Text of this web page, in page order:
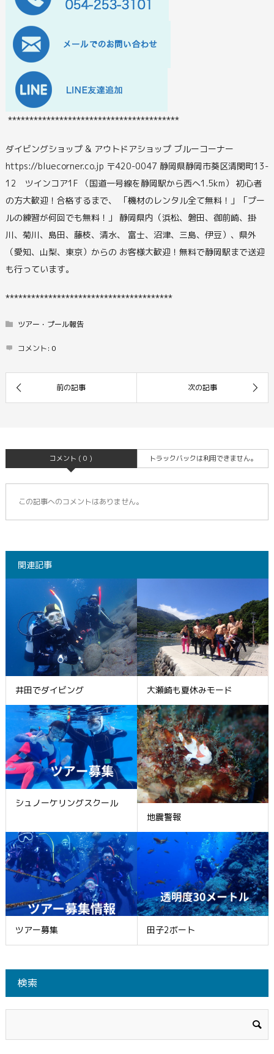
****************************************
ダイビングショップ & アウトドアショップ ブルーコーナー
https://bluecorner.co.jp 〒420-0047 静岡県静岡市葵区清閑町13-
12 ツインコア1F （国道一号線を静岡駅から西へ1.5km） 初心者
の方大歓迎！合格するまで、 「機材のレンタル全て無料！」「プー
ルの練習が何回でも無料！」 静岡県内（浜松、磐田、御前崎、掛
川、菊川、島田、藤枝、清水、 富士、沼津、三島、伊豆）、県外
（愛知、山梨、東京）からの お客様大歓迎！無料で静岡駅まで送迎
も行っています。
***************************************
ツアー・プール報告
コメント: 0
コメント ( 0 ) トラックバックは利用できません。
この記事へのコメントはありません。
関連記事
井田でダイビング 大瀬崎も夏休みモード
シュノーケリングスクール
地震警報
ツアー募集 田子2ボート
検索